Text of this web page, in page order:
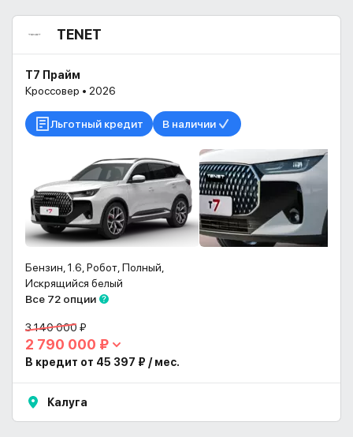
TENET
T7 Прайм
Кроссовер • 2026
Льготный кредит В наличии
Бензин, 1.6, Робот, Полный,
Искрящийся белый
Все 72 опции
3 140 000 ₽
2 790 000 ₽
В кредит от 45 397 ₽ / мес.
Калуга